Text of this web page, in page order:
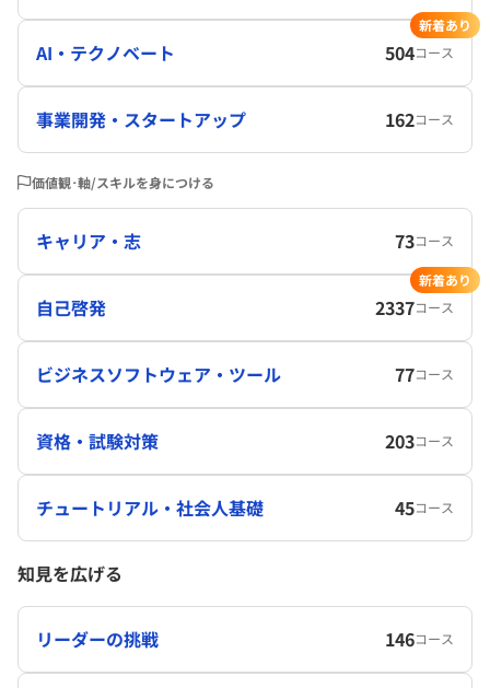
AI・テクノベート 504コース
新着あり
事業開発・スタートアップ 162コース
価値観･軸/スキルを身につける
キャリア・志 73コース
自己啓発 2337コース
新着あり
ビジネスソフトウェア・ツール 77コース
資格・試験対策 203コース
チュートリアル・社会人基礎 45コース
知見を広げる
リーダーの挑戦 146コース